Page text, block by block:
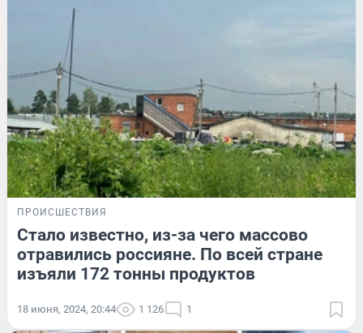
ПРОИСШЕСТВИЯ
Стало известно, из-за чего массово
отравились россияне. По всей стране
изъяли 172 тонны продуктов
18 июня, 2024, 20:44 1 126 1